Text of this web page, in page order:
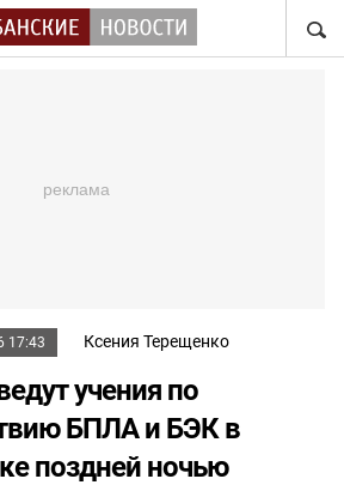
17:43 Ксения Терещенко
учения по
БПЛА и БЭК в
поздней ночью